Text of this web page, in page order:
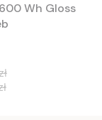
Wh Gloss